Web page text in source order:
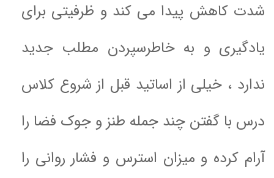
شدت کاهش پیدا می کند و ظرفیتی برای
یادگیری و به خاطرسپردن مطلب جدید
ندارد ، خیلی از اساتید قبل از شروع کلاس
درس با گفتن چند جمله طنز و جوک فضا را
آرام کرده و میزان استرس و فشار روانی را